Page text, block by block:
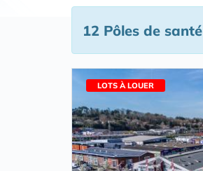
12 Pôles de santé
LOTS À LOUER